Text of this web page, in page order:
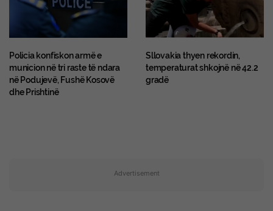
Policia konfiskon armë e
municion në tri raste të ndara
në Podujevë, Fushë Kosovë
dhe Prishtinë
Sllovakia thyen rekordin,
temperaturat shkojnë në 42.2
gradë
Advertisement